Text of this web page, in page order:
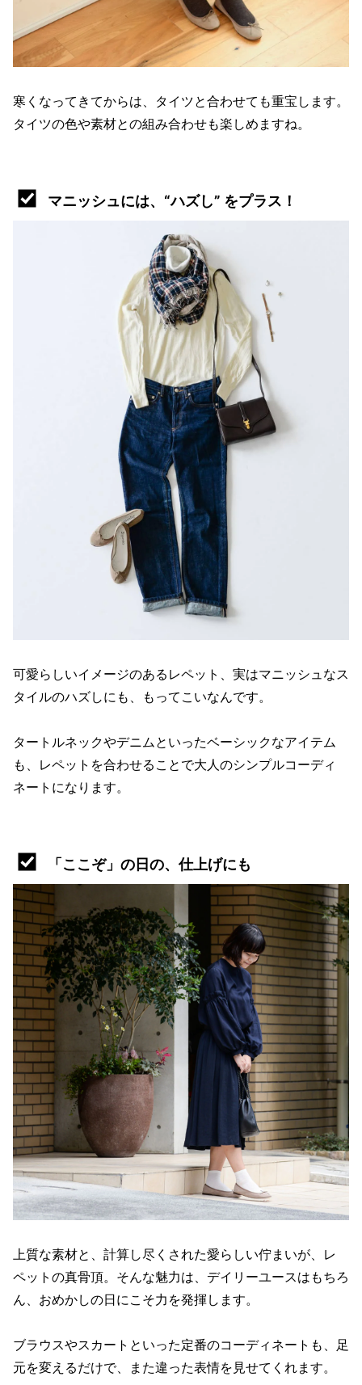
寒くなってきてからは、タイツと合わせても重宝します。
タイツの色や素材との組み合わせも楽しめますね。
マニッシュには、“ハズし” をプラス！
可愛らしいイメージのあるレペット、実はマニッシュなス
タイルのハズしにも、もってこいなんです。
タートルネックやデニムといったベーシックなアイテム
も、レペットを合わせることで大人のシンプルコーディ
ネートになります。
「ここぞ」の日の、仕上げにも
上質な素材と、計算し尽くされた愛らしい佇まいが、レ
ペットの真骨頂。そんな魅力は、デイリーユースはもちろ
ん、おめかしの日にこそ力を発揮します。
ブラウスやスカートといった定番のコーディネートも、足
元を変えるだけで、また違った表情を見せてくれます。